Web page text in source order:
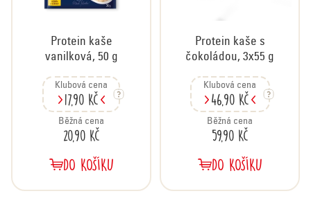
Protein kaše
vanilková, 50 g
Klubová cena
17,90 Kč
Běžná cena
20,90 Kč
DO KOŠÍKU
Protein kaše s
čokoládou, 3x55 g
Klubová cena
46,90 Kč
Běžná cena
59,90 Kč
DO KOŠÍKU